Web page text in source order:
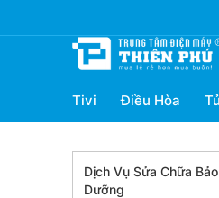
Tivi Điều Hòa
Dịch Vụ Sửa Chữa Bảo
Dưỡng